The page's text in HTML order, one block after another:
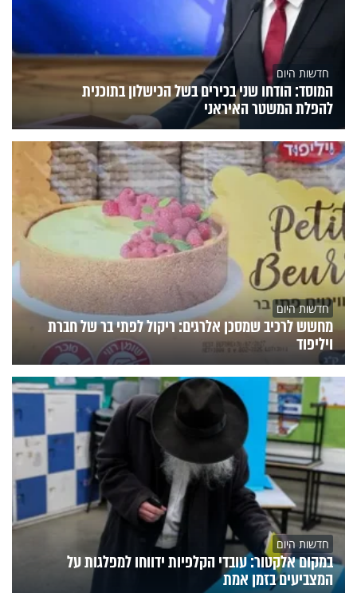
חדשות היום
המוסד: הודחו שני בכירים בשל הכישלון בתוכנית
להפלת המשטר האיראני
חדשות היום
מחשש לרכיב שמסכן אלרגים: ריקול לפתי בר של חברת
ויליפוד
חדשות היום
במקום אלקטור: עובדי הקלפיות ידווחו למפלגות על
המצביעים בזמן אמת